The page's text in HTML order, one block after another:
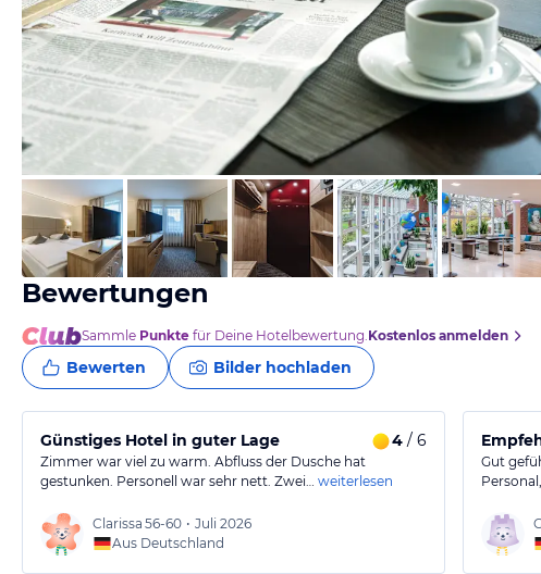
von Expedia
Bewertungen
Sammle Punkte für Deine Hotelbewertung.Kostenlos anmelden
Bewerten Bilder hochladen
Günstiges Hotel in guter Lage 4 / 6
Zimmer war viel zu warm. Abfluss der Dusche hat
gestunken. Personell war sehr nett. Zwei… weiterlesen
Clarissa 56-60 • Juli 2026
Aus Deutschland
Gut